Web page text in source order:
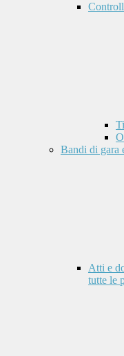
Bandi di gara
Atti e
tutte le